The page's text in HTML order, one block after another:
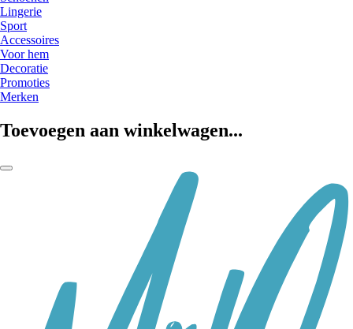
Lingerie
Sport
Accessoires
Voor hem
Decoratie
Promoties
Merken
Toevoegen aan winkelwagen...